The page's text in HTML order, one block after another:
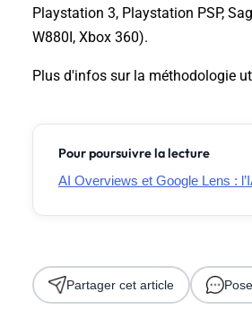
Playstation 3, Playstation PSP,
W880I, Xbox 360).
Plus d'infos sur la méthodologie
Pour poursuivre la lecture
AI Overviews et Google Lens :
Partager cet article